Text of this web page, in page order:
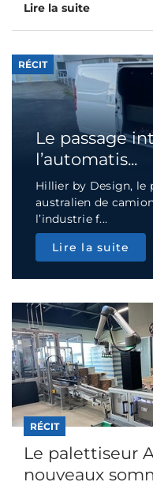
Lire la suite
RÉCIT
Le passage
l’automatis...
Hillier by Design, le
australien de
l’industrie f...
Lire la suite
RÉCIT
Le palettiseur
nouveaux